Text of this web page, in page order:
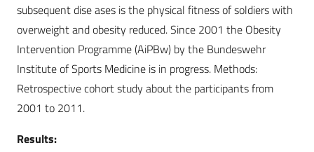
subsequent dise ases is the physical fitness of soldiers with
overweight and obesity reduced. Since 2001 the Obesity
Intervention Programme (AiPBw) by the Bundeswehr
Institute of Sports Medicine is in progress. Methods:
Retrospective cohort study about the participants from
2001 to 2011.
Results: